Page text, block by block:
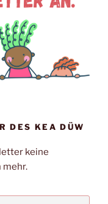
DES KEA DÜW
keine
mehr.